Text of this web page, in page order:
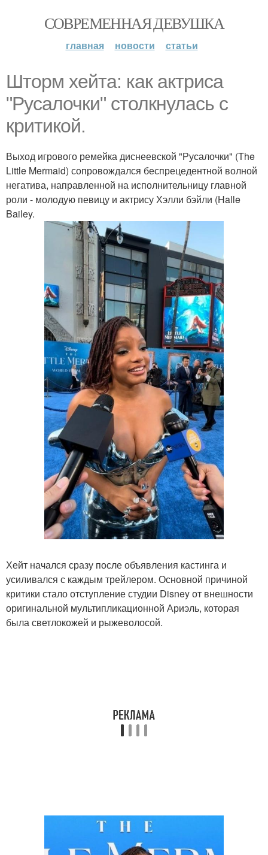
СОВРЕМЕННАЯ ДЕВУШКА
главная новости статьи
Шторм хейта: как актриса
"Русалочки" столкнулась с
критикой.
Выход игрового ремейка диснеевской "Русалочки" (The
Little Mermaid) сопровождался беспрецедентной волной
негатива, направленной на исполнительницу главной
роли - молодую певицу и актрису Хэлли бэйли (Halle
Bailey.
Хейт начался сразу после объявления кастинга и
усиливался с каждым трейлером. Основной причиной
критики стало отступление студии Disney от внешности
оригинальной мультипликационной Ариэль, которая
была светлокожей и рыжеволосой.